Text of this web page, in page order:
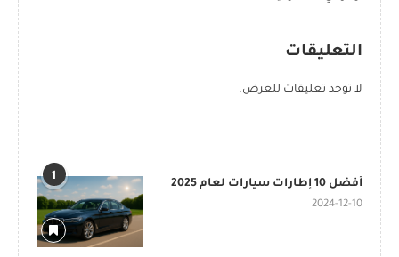
التعليقات
لا توجد تعليقات للعرض.
1
أفضل 10 إطارات سيارات لعام 2025
2024-12-10